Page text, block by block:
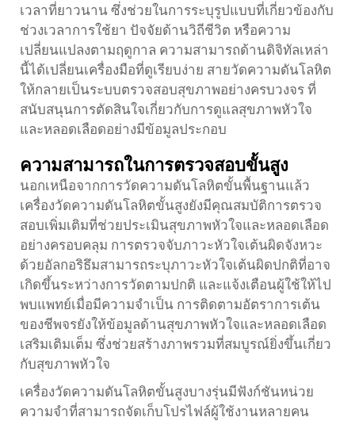
เวลาที่ยาวนาน ซึ่งช่วยในการระบุรูปแบบที่เกี่ยวข้องกับ
ช่วงเวลาการใช้ยา ปัจจัยด้านวิถีชีวิต หรือความ
เปลี่ยนแปลงตามฤดูกาล ความสามารถด้านดิจิทัลเหล่า
นี้ได้เปลี่ยนเครื่องมือที่ดูเรียบง่าย สายวัดความดันโลหิต
ให้กลายเป็นระบบตรวจสอบสุขภาพอย่างครบวงจร ที่
สนับสนุนการตัดสินใจเกี่ยวกับการดูแลสุขภาพหัวใจ
และหลอดเลือดอย่างมีข้อมูลประกอบ
ความสามารถในการตรวจสอบขั้นสูง
นอกเหนือจากการวัดความดันโลหิตขั้นพื้นฐานแล้ว
เครื่องวัดความดันโลหิตขั้นสูงยังมีคุณสมบัติการตรวจ
สอบเพิ่มเติมที่ช่วยประเมินสุขภาพหัวใจและหลอดเลือด
อย่างครอบคลุม การตรวจจับภาวะหัวใจเต้นผิดจังหวะ
ด้วยอัลกอริธึมสามารถระบุภาวะหัวใจเต้นผิดปกติที่อาจ
เกิดขึ้นระหว่างการวัดตามปกติ และแจ้งเตือนผู้ใช้ให้ไป
พบแพทย์เมื่อมีความจำเป็น การติดตามอัตราการเต้น
ของชีพจรยังให้ข้อมูลด้านสุขภาพหัวใจและหลอดเลือด
เสริมเติมเต็ม ซึ่งช่วยสร้างภาพรวมที่สมบูรณ์ยิ่งขึ้นเกี่ยว
กับสุขภาพหัวใจ
เครื่องวัดความดันโลหิตขั้นสูงบางรุ่นมีฟังก์ชันหน่วย
ความจำที่สามารถจัดเก็บโปรไฟล์ผู้ใช้งานหลายคน